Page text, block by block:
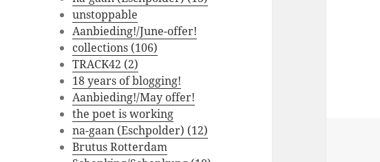
unstoppable
Aanbieding!/June-offer!
collections (106)
TRACK42 (2)
18 years of blogging!
Aanbieding!/May offer!
the poet is working
na-gaan (Eschpolder) (12)
Brutus Rotterdam